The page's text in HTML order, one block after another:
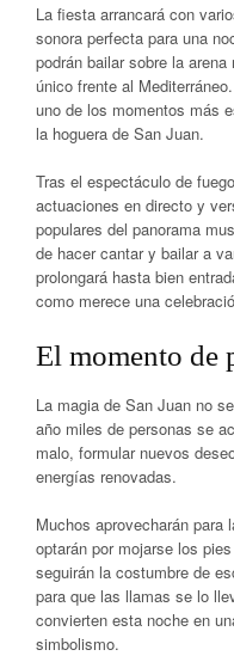
La fiesta arrancará con
sonora perfecta para una
podrán bailar sobre la
único frente al
uno de los momentos más
la hoguera de San Juan.
Tras el espectáculo de
actuaciones en directo y
populares del panorama
de hacer cantar y bailar a
prolongará hasta bien
como merece una
El momento de
La magia de San Juan no
año miles de personas se
malo, formular nuevos
energías renovadas.
Muchos aprovecharán para
optarán por mojarse los
seguirán la costumbre de
para que las llamas se lo
convierten esta noche en
simbolismo.